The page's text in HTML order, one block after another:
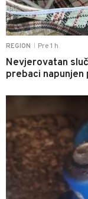
REGION Pre 1 h
Nevjerovatan
prebaci